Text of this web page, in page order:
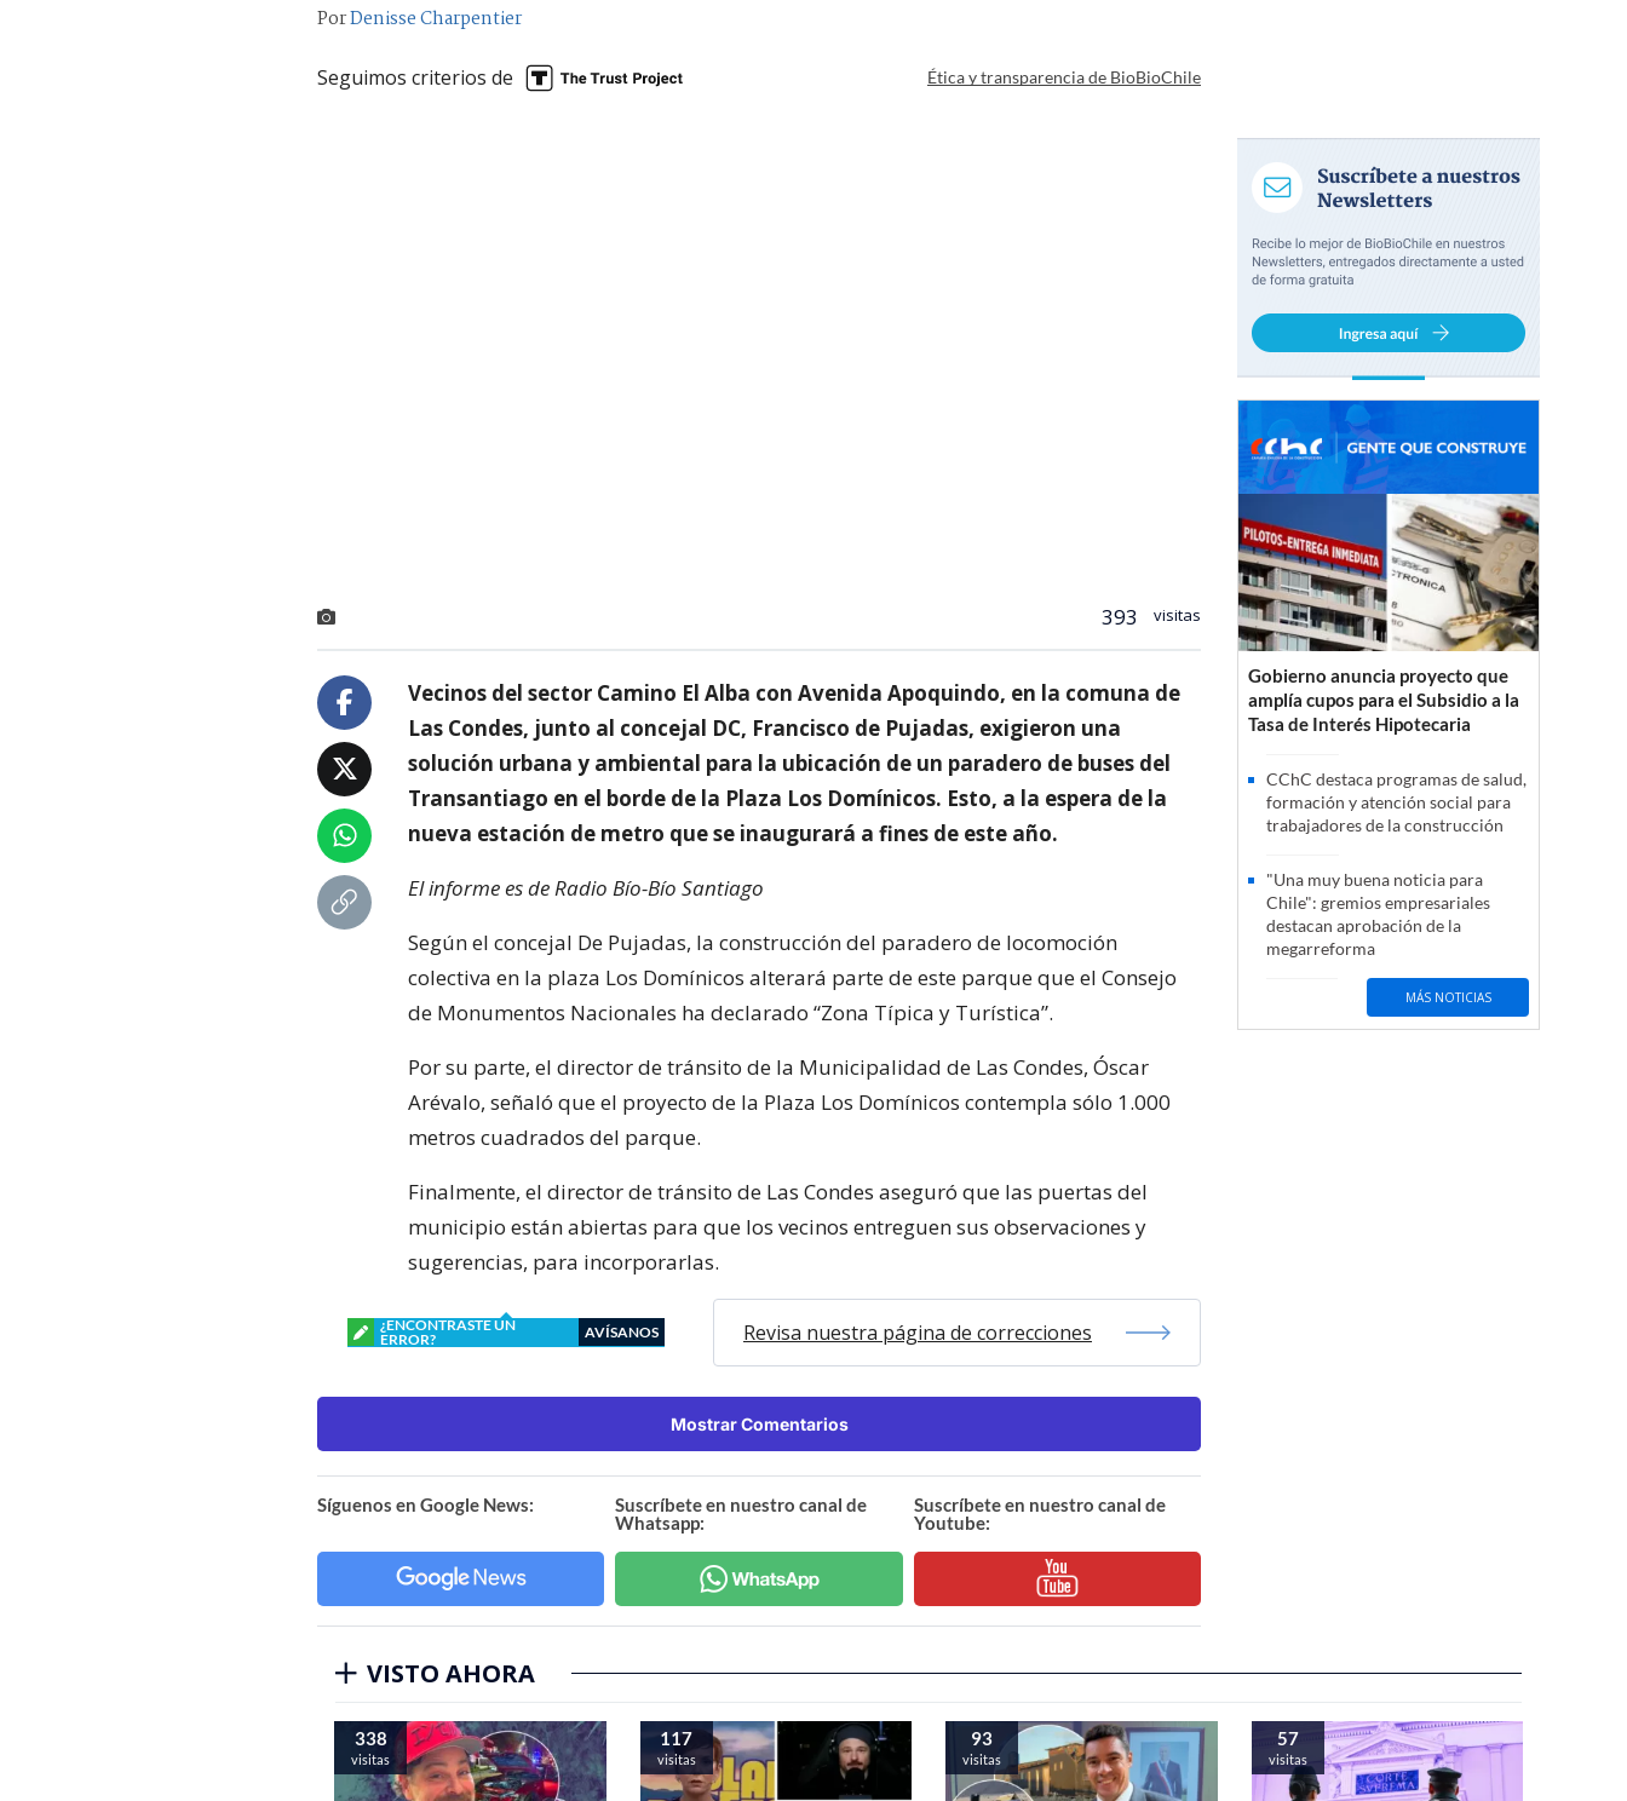
PorDenisse Charpentier
Seguimos criterios de Ética y transparencia de BioBioChile
393 visitas
Vecinos del sector Camino El Alba con Avenida Apoquindo, en la comuna de
Las Condes, junto al concejal DC, Francisco de Pujadas, exigieron una
solución urbana y ambiental para la ubicación de un paradero de buses del
Transantiago en el borde de la Plaza Los Domínicos. Esto, a la espera de la
nueva estación de metro que se inaugurará a fines de este año.
El informe es de Radio Bío-Bío Santiago
Según el concejal De Pujadas, la construcción del paradero de locomoción
colectiva en la plaza Los Domínicos alterará parte de este parque que el Consejo
de Monumentos Nacionales ha declarado “Zona Típica y Turística”.
Por su parte, el director de tránsito de la Municipalidad de Las Condes, Óscar
Arévalo, señaló que el proyecto de la Plaza Los Domínicos contempla sólo 1.000
metros cuadrados del parque.
Finalmente, el director de tránsito de Las Condes aseguró que las puertas del
municipio están abiertas para que los vecinos entreguen sus observaciones y
sugerencias, para incorporarlas.
¿ENCONTRASTE UN
ERROR?
AVÍSANOS Revisa nuestra página de correcciones
Mostrar Comentarios
Síguenos en Google News:
Suscríbete en nuestro canal de
Whatsapp:
Suscríbete en nuestro canal de
Youtube:
Gobierno anuncia proyecto que
amplía cupos para el Subsidio a la
Tasa de Interés Hipotecaria
CChC destaca programas de salud,
formación y atención social para
trabajadores de la construcción
"Una muy buena noticia para
Chile": gremios empresariales
destacan aprobación de la
megarreforma
MÁS NOTICIAS
VISTO AHORA
338
visitas
117
visitas
93
visitas
57
visitas